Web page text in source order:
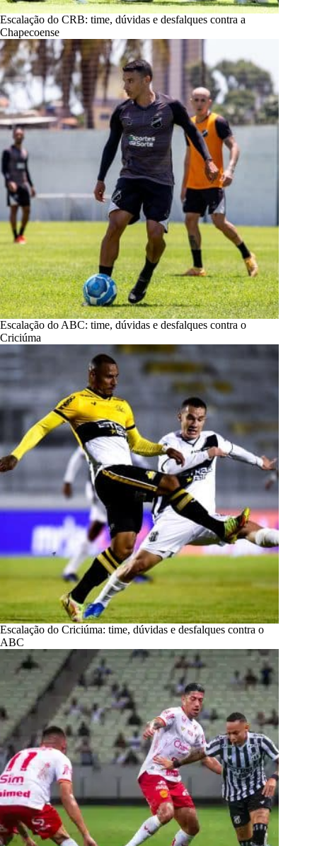
Escalação do CRB: time, dúvidas e desfalques contra a
Chapecoense
Escalação do ABC: time, dúvidas e desfalques contra o
Criciúma
Escalação do Criciúma: time, dúvidas e desfalques contra o
ABC